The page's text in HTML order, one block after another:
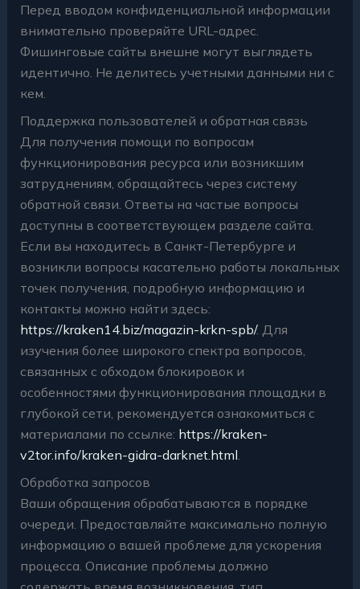
Перед вводом конфиденциальной информации
внимательно проверяйте URL-адрес.
Фишинговые сайты внешне могут выглядеть
идентично. Не делитесь учетными данными ни с
кем.
Поддержка пользователей и обратная связь
Для получения помощи по вопросам
функционирования ресурса или возникшим
затруднениям, обращайтесь через систему
обратной связи. Ответы на частые вопросы
доступны в соответствующем разделе сайта.
Если вы находитесь в Санкт-Петербурге и
возникли вопросы касательно работы локальных
точек получения, подробную информацию и
контакты можно найти здесь:
https://kraken14.biz/magazin-krkn-spb/. Для
изучения более широкого спектра вопросов,
связанных с обходом блокировок и
особенностями функционирования площадки в
глубокой сети, рекомендуется ознакомиться с
материалами по ссылке: https://kraken-
v2tor.info/kraken-gidra-darknet.html
Обработка запросов
Ваши обращения обрабатываются в порядке
очереди. Предоставляйте максимально полную
информацию о вашей проблеме для ускорения
процесса. Описание проблемы должно